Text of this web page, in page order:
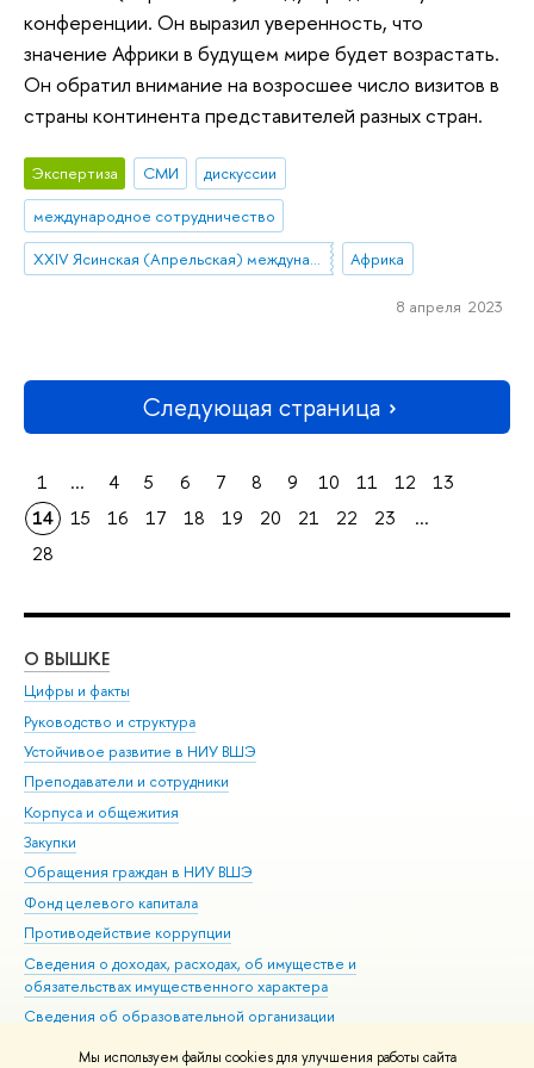
Мы используем файлы cookies для улучшения работы сайта
конференции. Он выразил уверенность, что
значение Африки в будущем мире будет возрастать.
Он обратил внимание на возросшее число визитов в
страны континента представителей разных стран.
Экспертиза СМИ
дискуссии
международное сотрудничество
XXIV Ясинская (Апрельская) международная научная конференция по проблемам развития экономики и общества
Африка
8 апреля 2023
Следующая страница
1 ... 4 5 6 7 8 9 10 11 12
13
14
15 16 17 18 19 20 21 22 23
...
28
О ВЫШКЕ
Цифры и факты
Руководство и структура
Устойчивое развитие в НИУ ВШЭ
Преподаватели и сотрудники
Корпуса и общежития
Закупки
Обращения граждан в НИУ ВШЭ
Фонд целевого капитала
Противодействие коррупции
Сведения о доходах, расходах, об имуществе и
обязательствах имущественного характера
Сведения об образовательной организации
Людям с ограниченными возможностями здоровья